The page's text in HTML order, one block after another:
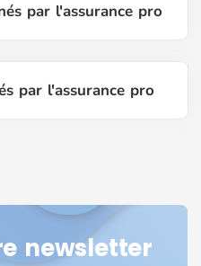
par l'assurance pro
par l'assurance pro
newsletter